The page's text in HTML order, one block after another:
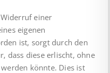
einer
eigenen
ist, sorgt durch den
dass diese erlischt, ohne
könnte. Dies ist